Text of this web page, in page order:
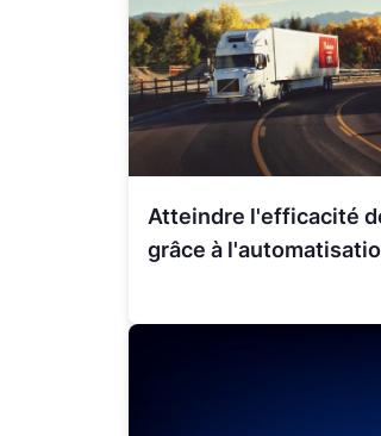
Atteindre l'efficacité
grâce à